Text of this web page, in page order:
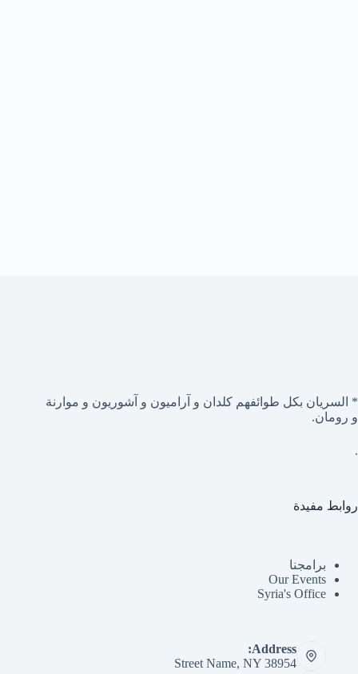
* السريان بكل طوائفهم كلدان و آراميون و آشوريون و موارنة
و رومان.
.
روابط مفيدة
برامجنا
Our Events
Syria's Office
Address:
Street Name, NY 38954